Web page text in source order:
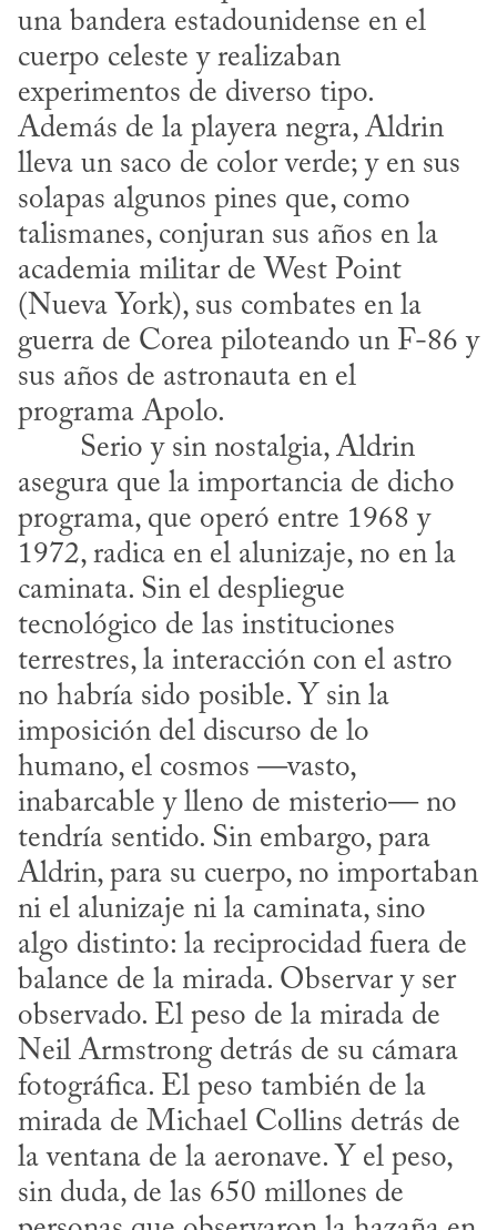
una bandera estadounidense en el
cuerpo celeste y realizaban
experimentos de diverso tipo.
Además de la playera negra, Aldrin
lleva un saco de color verde; y en sus
solapas algunos pines que, como
talismanes, conjuran sus años en la
academia militar de West Point
(Nueva York), sus combates en la
guerra de Corea piloteando un F-86 y
sus años de astronauta en el
programa Apolo.
asegura que la importancia de dicho
programa, que operó entre 1968 y
1972, radica en el alunizaje, no en la
caminata. Sin el despliegue
tecnológico de las instituciones
terrestres, la interacción con el astro
no habría sido posible. Y sin la
imposición del discurso de lo
humano, el cosmos —vasto,
inabarcable y lleno de misterio— no
tendría sentido. Sin embargo, para
Aldrin, para su cuerpo, no importaban
ni el alunizaje ni la caminata, sino
algo distinto: la reciprocidad fuera de
balance de la mirada. Observar y ser
observado. El peso de la mirada de
Neil Armstrong detrás de su cámara
fotográfica. El peso también de la
mirada de Michael Collins detrás de
la ventana de la aeronave. Y el peso,
sin duda, de las 650 millones de